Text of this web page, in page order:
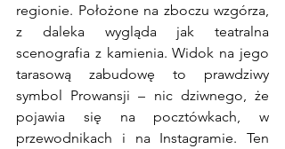
regionie. Położone na zboczu wzgórza,
z daleka wygląda jak teatralna
scenografia z kamienia. Widok na jego
tarasową zabudowę to prawdziwy
symbol Prowansji – nic dziwnego, że
pojawia się na pocztówkach, w
przewodnikach i na Instagramie. Ten